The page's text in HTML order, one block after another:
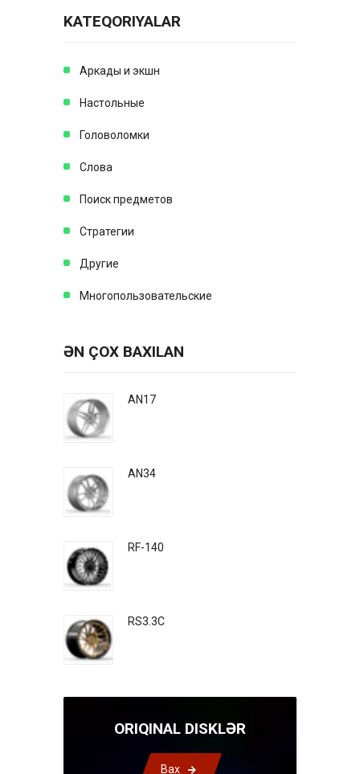
KATEQORIYALAR
Аркады и экшн
Настольные
Головоломки
Слова
Поиск предметов
Стратегии
Другие
Многопользовательские
ƏN ÇOX BAXILAN
AN17
AN34
RF-140
RS3.3C
ORIQINAL DISKLƏR
Bax